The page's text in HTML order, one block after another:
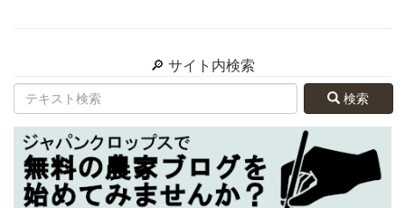
🔎 サイト内検索
検索